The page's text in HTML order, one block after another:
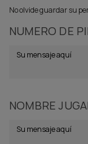
No olvide guardar su
NUMERO DE
NOMBRE